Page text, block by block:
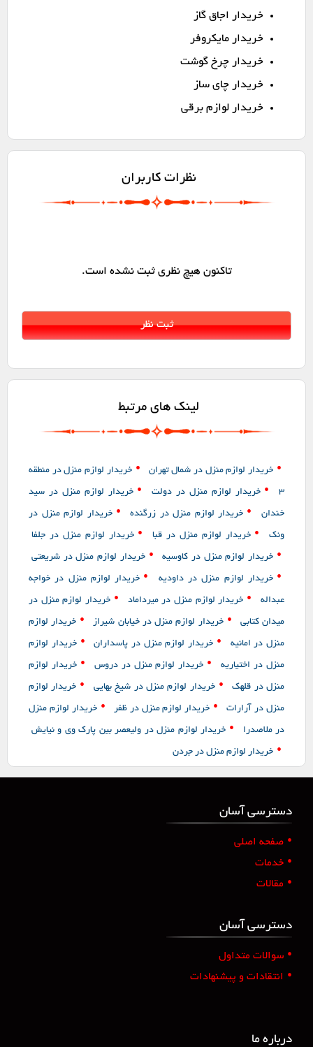
خریدار اجاق گاز
خریدار مایکروفر
خریدار چرخ گوشت
خریدار چای ساز
خریدار لوازم برقی
نظرات کاربران
تاکنون هیچ نظری ثبت نشده است.
لینک های مرتبط
• خریدار لوازم منزل در شمال تهران • خریدار لوازم منزل در منطقه
3
• خریدار لوازم منزل در دولت • خریدار لوازم منزل در سید
خندان • خریدار لوازم منزل در زرگنده • خریدار لوازم منزل در
ونک • خریدار لوازم منزل در قبا • خریدار لوازم منزل در جلفا
• خریدار لوازم منزل در کاوسیه • خریدار لوازم منزل در شریعتی
• خریدار لوازم منزل در داودیه • خریدار لوازم منزل در خواجه
عبداله • خریدار لوازم منزل در میرداماد • خریدار لوازم منزل در
میدان کتابی • خریدار لوازم منزل در خیابان شیراز • خریدار لوازم
منزل در امانیه • خریدار لوازم منزل در پاسداران • خریدار لوازم
منزل در اختیاریه • خریدار لوازم منزل در دروس • خریدار لوازم
منزل در قلهک • خریدار لوازم منزل در شیخ بهایی • خریدار لوازم
منزل در آرارات • خریدار لوازم منزل در ظفر • خریدار لوازم منزل
در ملاصدرا • خریدار لوازم منزل در ولیعصر بین پارک وی و نیایش
• خریدار لوازم منزل در جردن
دسترسی آسان
• صفحه اصلی
• خدمات
• مقالات
دسترسی آسان
• سوالات متداول
• انتقادات و پیشنهادات
درباره ما